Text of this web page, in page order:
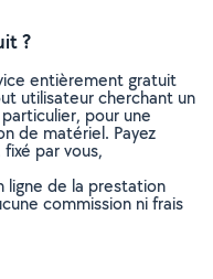
?
entièrement gratuit
utilisateur cherchant un
pour une
de matériel. Payez
par vous,
ligne de la prestation
commission ni frais